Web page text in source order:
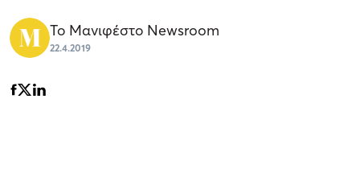
Το Μανιφέστο Newsroom
22.4.2019